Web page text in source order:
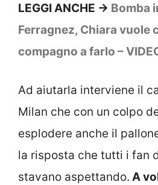
LEGGI ANCHE -> Bomba
Ferragnez, Chiara vuole
compagno a farlo –
Ad aiutarla interviene il
Milan che con un colpo
esplodere anche il
la risposta che tutti i fan
stavano aspettando. A